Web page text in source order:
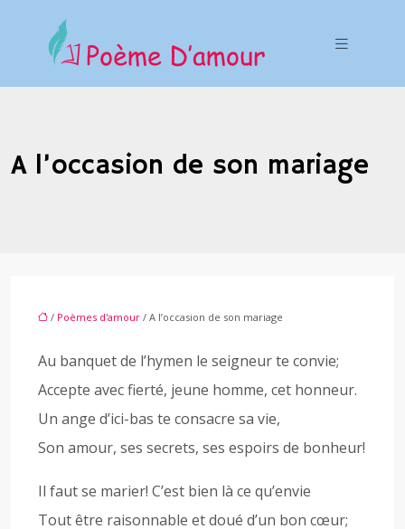
A l’occasion de son mariage
/ Poèmes d'amour / A l’occasion de son mariage
Au banquet de l’hymen le seigneur te convie;
Accepte avec fierté, jeune homme, cet honneur.
Un ange d’ici-bas te consacre sa vie,
Son amour, ses secrets, ses espoirs de bonheur!
Il faut se marier! C’est bien là ce qu’envie
Tout être raisonnable et doué d’un bon cœur;